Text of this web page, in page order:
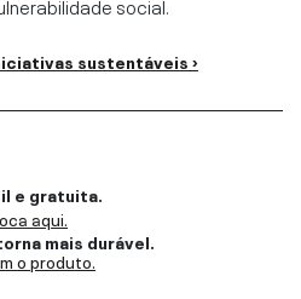
sustentáveis ›
e gratuita.
aqui.
mais durável.
o produto.